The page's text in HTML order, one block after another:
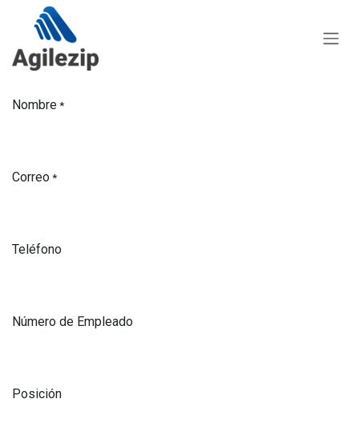
Ir al contenido
Nombre*
Correo*
Teléfono
Número de Empleado
Posición